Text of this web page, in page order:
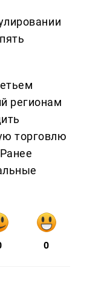
регионам
торговлю
0